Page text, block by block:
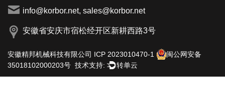
info@korbor.net, sales@korbor.net
安徽省安庆市宿松经开区新耕西路3号
安徽精邦机械科技有限公司 ICP 2023010470-1
闽公网安备
35018102000203号 技术支持: 转单云